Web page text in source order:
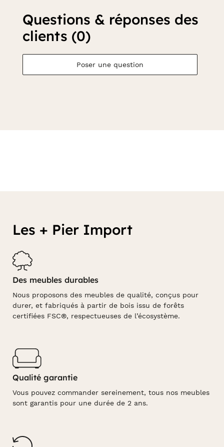
Questions & réponses des
clients (0)
Poser une question
Les + Pier Import
Des meubles durables
Nous proposons des meubles de qualité, conçus pour
durer, et fabriqués à partir de bois issu de forêts
certifiées FSC®, respectueuses de l’écosystème.
Qualité garantie
Vous pouvez commander sereinement, tous nos meubles
sont garantis pour une durée de 2 ans.